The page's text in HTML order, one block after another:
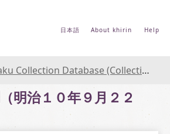
日本語 About khirin Help
Database (Collections Database of the National Museum of Japanese History)
明治１０年９月２２